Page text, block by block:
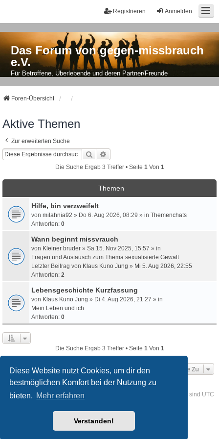
Diese Website nutzt Cookies, um dir den
bestmöglichen Komfort bei der Nutzung zu
bieten. Mehr erfahren
Verstanden!
Anmelden
Registrieren
Das Forum von gegen-missbrauch
e.V.
Für Betroffene, Überlebende und deren Partner/Freunde
Foren-Übersicht
Aktive Themen
Zur erweiterten Suche
Suche
Die Suche Ergab 3 Treffer • Seite 1 Von 1
Themen
Hilfe, bin verzweifelt
von milahnia92 » Do 6. Aug 2026, 08:29 » in Themenchats
Antworten: 0
Wann beginnt missvrauch
von Kleiner bruder » Sa 15. Nov 2025, 15:57 » in
Fragen und Austausch zum Thema sexualisierte Gewalt
Letzter Beitrag von Klaus Kuno Jung » Mi 5. Aug 2026, 22:55
Antworten: 2
Lebensgeschichte Kurzfassung
von Klaus Kuno Jung » Di 4. Aug 2026, 21:27 » in
Mein Leben und ich
Antworten: 0
Die Suche Ergab 3 Treffer • Seite 1 Von 1
Gehe Zu
Foren-Übersicht Kontakt Alle Zeiten sind UTC
® Forum Software © phpBB Limited
phpBB.de
created by INVENTEA & v12mike